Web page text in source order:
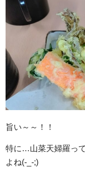
旨い～～！！
特に…山菜天婦羅っ
よね(-_-;)